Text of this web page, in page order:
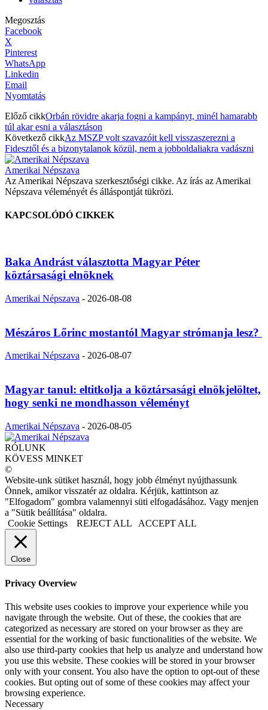
Megosztás
Facebook
X
Pinterest
WhatsApp
Linkedin
Email
Nyomtatás
Előző cikkOrbán rövidre akarja fogni a kampányt, minél hamarabb
túl akar esni a választáson
Következő cikkAz MSZP volt szavazóit kell visszaszerezni a
Fidesztől és a bizonytalanok közül, nem a jobboldaliakra vadászni
Amerikai Népszava
Az Amerikai Népszava szerkesztőségi cikke. Az írás az Amerikai
Népszava véleményét és álláspontját tükrözi.
KAPCSOLÓDÓ CIKKEK
Baka Andrást választotta Magyar Péter
köztársasági elnöknek
Amerikai Népszava - 2026-08-08
Mészáros Lőrinc mostantól Magyar strómanja lesz?
Amerikai Népszava - 2026-08-07
Magyar tanul: eltitkolja a köztársasági elnökjelöltet,
hogy senki ne mondhasson véleményt
Amerikai Népszava - 2026-08-05
RÓLUNK
KÖVESS MINKET
©
Website-unk sütiket használ, hogy jobb élményt nyújthassunk
Önnek, amikor visszatér az oldalra. Kérjük, kattintson az
"Elfogadom" gombra valamennyi süti elfogadásához. Vagy menjen
a "Sütik beállítása" oldalra.
Cookie Settings
REJECT ALL ACCEPT ALL
Close
Privacy Overview
This website uses cookies to improve your experience while you
navigate through the website. Out of these, the cookies that are
categorized as necessary are stored on your browser as they are
essential for the working of basic functionalities of the website. We
also use third-party cookies that help us analyze and understand how
you use this website. These cookies will be stored in your browser
only with your consent. You also have the option to opt-out of these
cookies. But opting out of some of these cookies may affect your
browsing experience.
Necessary